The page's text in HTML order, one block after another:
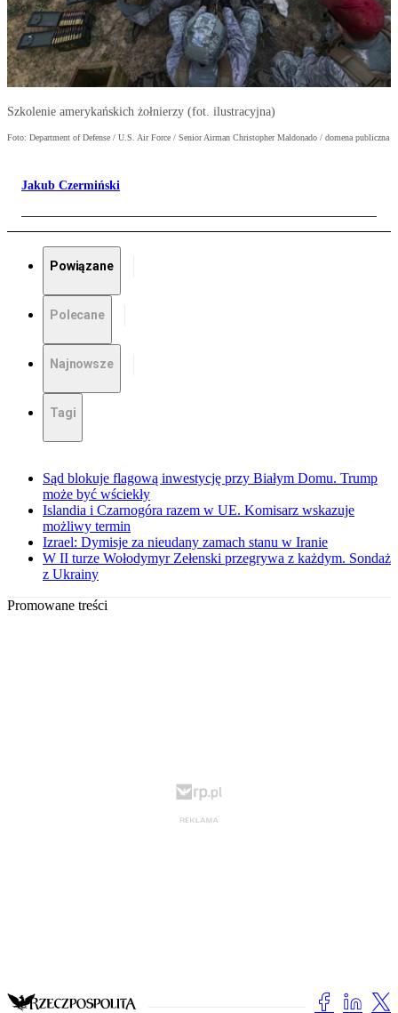
Szkolenie amerykańskich żołnierzy (fot. ilustracyjna)
Foto: Department of Defense / U.S. Air Force / Senior Airman Christopher Maldonado / domena publiczna
Jakub Czermiński
Powiązane
Polecane
Najnowsze
Tagi
Sąd blokuje flagową inwestycję przy Białym Domu. Trump
może być wściekły
Islandia i Czarnogóra razem w UE. Komisarz wskazuje
możliwy termin
Izrael: Dymisje za nieudany zamach stanu w Iranie
W II turze Wołodymyr Zełenski przegrywa z każdym. Sondaż
z Ukrainy
Promowane treści